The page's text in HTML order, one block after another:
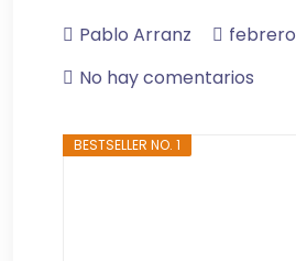
Pablo Arranz
febrero
No hay comentarios
BESTSELLER NO. 1